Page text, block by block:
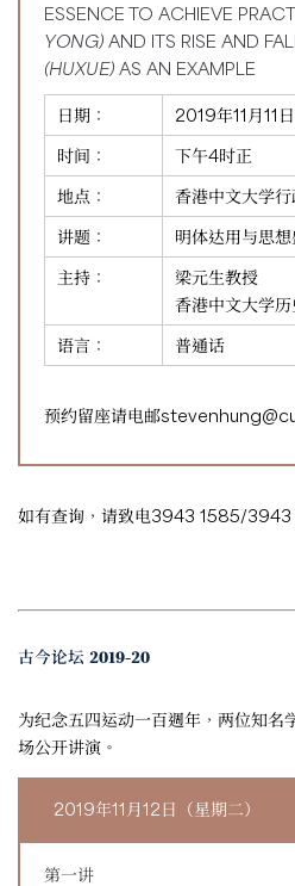
ESSENCE TO ACHIEVE
YONG) AND ITS RISE AND
(HUXUE) AS AN EXAMPLE
日期：
2019年11月11
时间：
下午4时正
地点：
香港中文大学
讲题：
明体达用与思
主持：
梁元生教授
香港中文大学历
语言：
普通话
预约留座请电邮
如有查询，请致电3943 1585/3943
古今论坛 2019-20
为纪念五四运动一百週年，两位知名
场公开讲演。
2019年11月12日（星期二）
第一讲